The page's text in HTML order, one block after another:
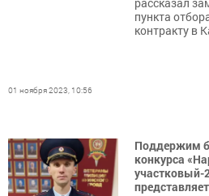
рассказал
пункта
контракту в
01 ноября 2023, 10:56
Поддержим
конкурса
участковый-